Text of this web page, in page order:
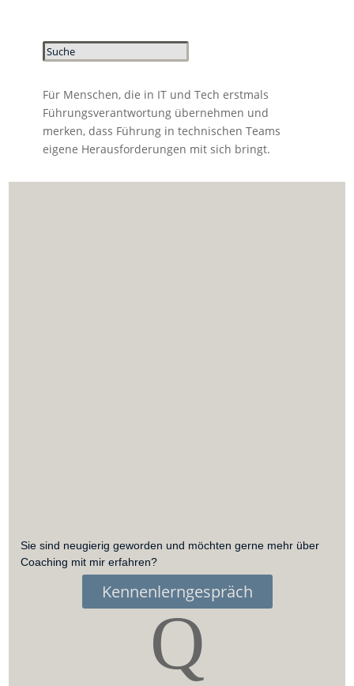
Für Menschen, die in IT und Tech erstmals
Führungsverantwortung übernehmen und
merken, dass Führung in technischen Teams
eigene Herausforderungen mit sich bringt.
Sie sind neugierig geworden und möchten gerne mehr über
Coaching mit mir erfahren?
Kennenlerngespräch
Q